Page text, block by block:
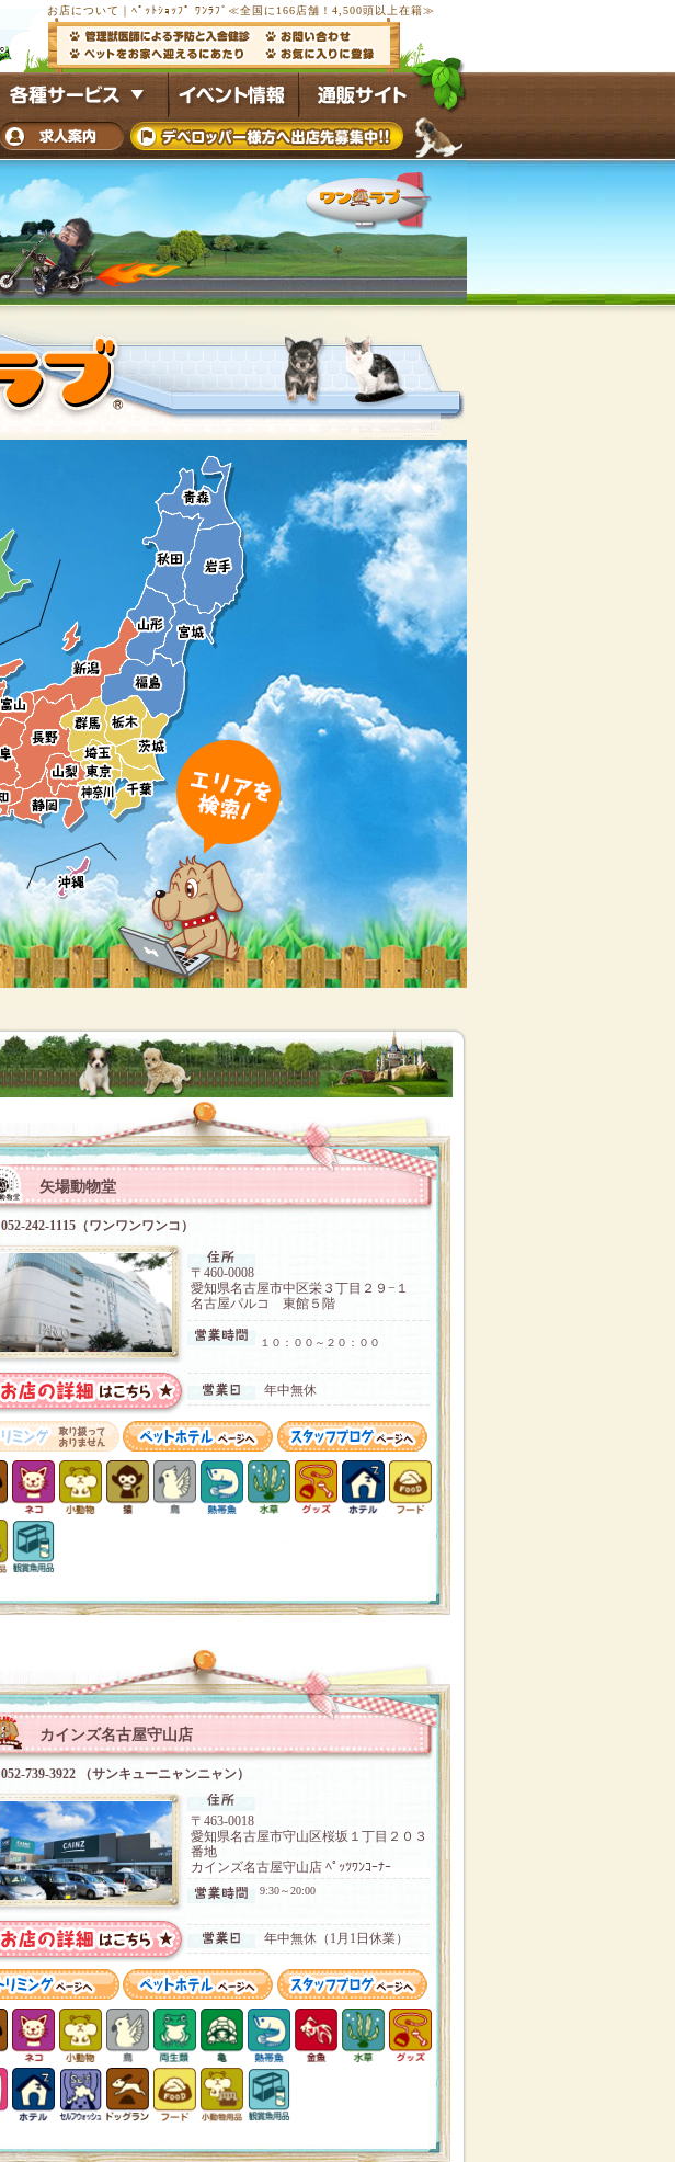
お店について｜ﾍﾟｯﾄｼｮｯﾌﾟ ﾜﾝﾗﾌﾞ≪全国に166店舗！4,500頭以上在籍≫
矢場動物堂
052-242-1115（ワンワンワンコ）
〒460-0008
愛知県名古屋市中区栄３丁目２９−１
名古屋パルコ 東館５階
１０：００～２０：００
年中無休
カインズ名古屋守山店
052-739-3922 （サンキューニャンニャン）
〒463-0018
愛知県名古屋市守山区桜坂１丁目２０３
番地
カインズ名古屋守山店 ﾍﾟｯﾂﾜﾝｺｰﾅｰ
9:30～20:00
年中無休（1月1日休業）